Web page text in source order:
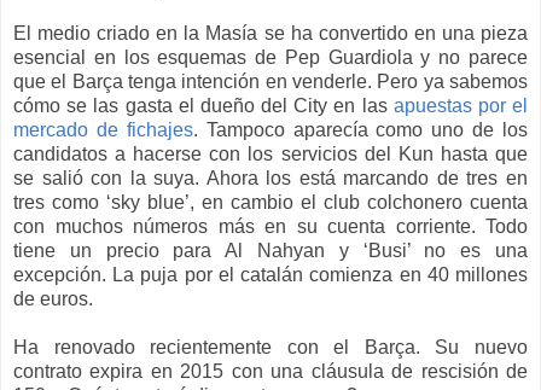
El medio criado en la Masía se ha convertido en una pieza
esencial en los esquemas de Pep Guardiola y no parece
que el Barça tenga intención en venderle. Pero ya sabemos
cómo se las gasta el dueño del City en las apuestas por el
mercado de fichajes. Tampoco aparecía como uno de los
candidatos a hacerse con los servicios del Kun hasta que
se salió con la suya. Ahora los está marcando de tres en
tres como ‘sky blue’, en cambio el club colchonero cuenta
con muchos números más en su cuenta corriente. Todo
tiene un precio para Al Nahyan y ‘Busi’ no es una
excepción. La puja por el catalán comienza en 40 millones
de euros.
Ha renovado recientemente con el Barça. Su nuevo
contrato expira en 2015 con una cláusula de rescisión de